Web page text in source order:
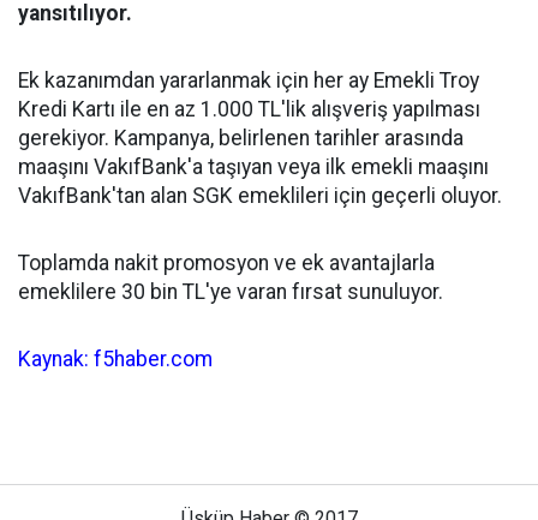
yansıtılıyor.
Ek kazanımdan yararlanmak için her ay Emekli Troy
Kredi Kartı ile en az 1.000 TL'lik alışveriş yapılması
gerekiyor. Kampanya, belirlenen tarihler arasında
maaşını VakıfBank'a taşıyan veya ilk emekli maaşını
VakıfBank'tan alan SGK emeklileri için geçerli oluyor.
Toplamda nakit promosyon ve ek avantajlarla
emeklilere 30 bin TL'ye varan fırsat sunuluyor.
Kaynak: f5haber.com